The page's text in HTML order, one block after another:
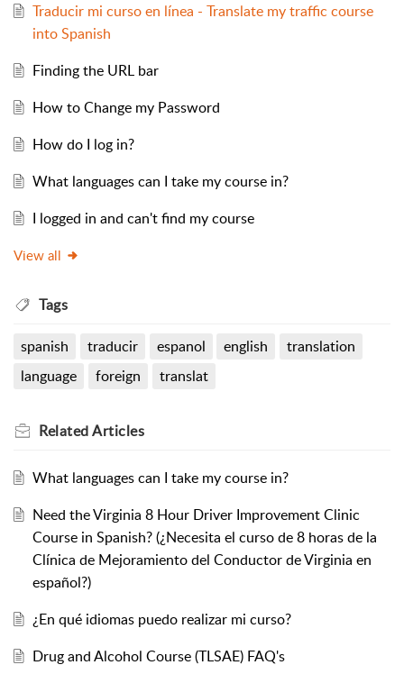
Traducir mi curso en línea - Translate my traffic course
into Spanish
Finding the URL bar
How to Change my Password
How do I log in?
What languages can I take my course in?
I logged in and can't find my course
View all
Tags
spanish traducir espanol english
translation
language
foreign translat
RelatedArticles
What languages can I take my course in?
Need the Virginia 8 Hour Driver Improvement Clinic
Course in Spanish? (¿Necesita el curso de 8 horas de la
Clínica de Mejoramiento del Conductor de Virginia en
español?)
¿En qué idiomas puedo realizar mi curso?
Drug and Alcohol Course (TLSAE) FAQ's